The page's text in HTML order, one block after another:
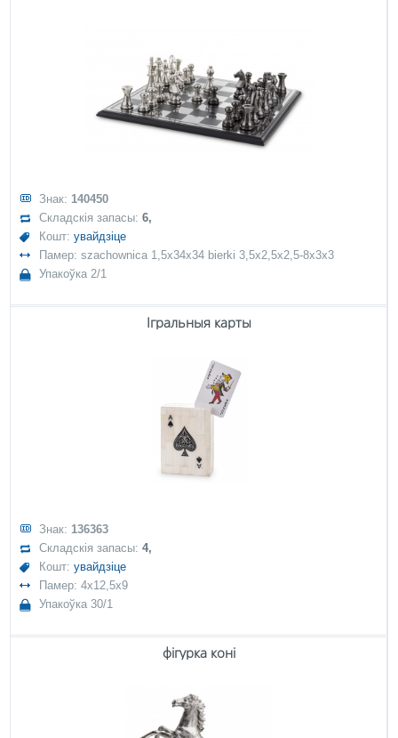
Знак: 140450
Складскія запасы:6,
Кошт:увайдзіце
Памер: szachownica 1,5x34x34 bierki 3,5x2,5x2,5-8x3x3
Упакоўка 2/1
Ігральныя карты
Знак: 136363
Складскія запасы:4,
Кошт:увайдзіце
Памер: 4x12,5x9
Упакоўка 30/1
фігурка коні